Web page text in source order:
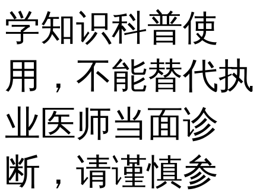
学知识科普使
用，不能替代执
业医师当面诊
断，请谨慎参